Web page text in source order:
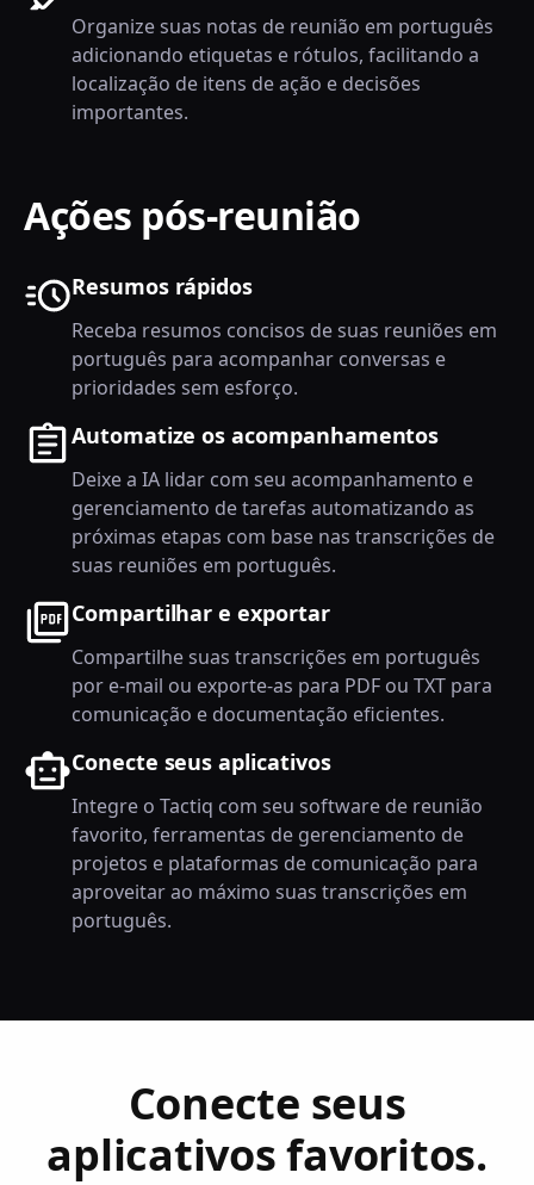
Organize suas notas de reunião em português
adicionando etiquetas e rótulos, facilitando a
localização de itens de ação e decisões
importantes.
Ações pós-reunião
Resumos rápidos
Receba resumos concisos de suas reuniões em
português para acompanhar conversas e
prioridades sem esforço.
Automatize os acompanhamentos
Deixe a IA lidar com seu acompanhamento e
gerenciamento de tarefas automatizando as
próximas etapas com base nas transcrições de
suas reuniões em português.
Compartilhar e exportar
Compartilhe suas transcrições em português
por e-mail ou exporte-as para PDF ou TXT para
comunicação e documentação eficientes.
Conecte seus aplicativos
Integre o Tactiq com seu software de reunião
favorito, ferramentas de gerenciamento de
projetos e plataformas de comunicação para
aproveitar ao máximo suas transcrições em
português.
Conecte seus
aplicativos favoritos.